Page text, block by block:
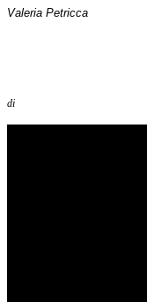
Valeria Petricca
di